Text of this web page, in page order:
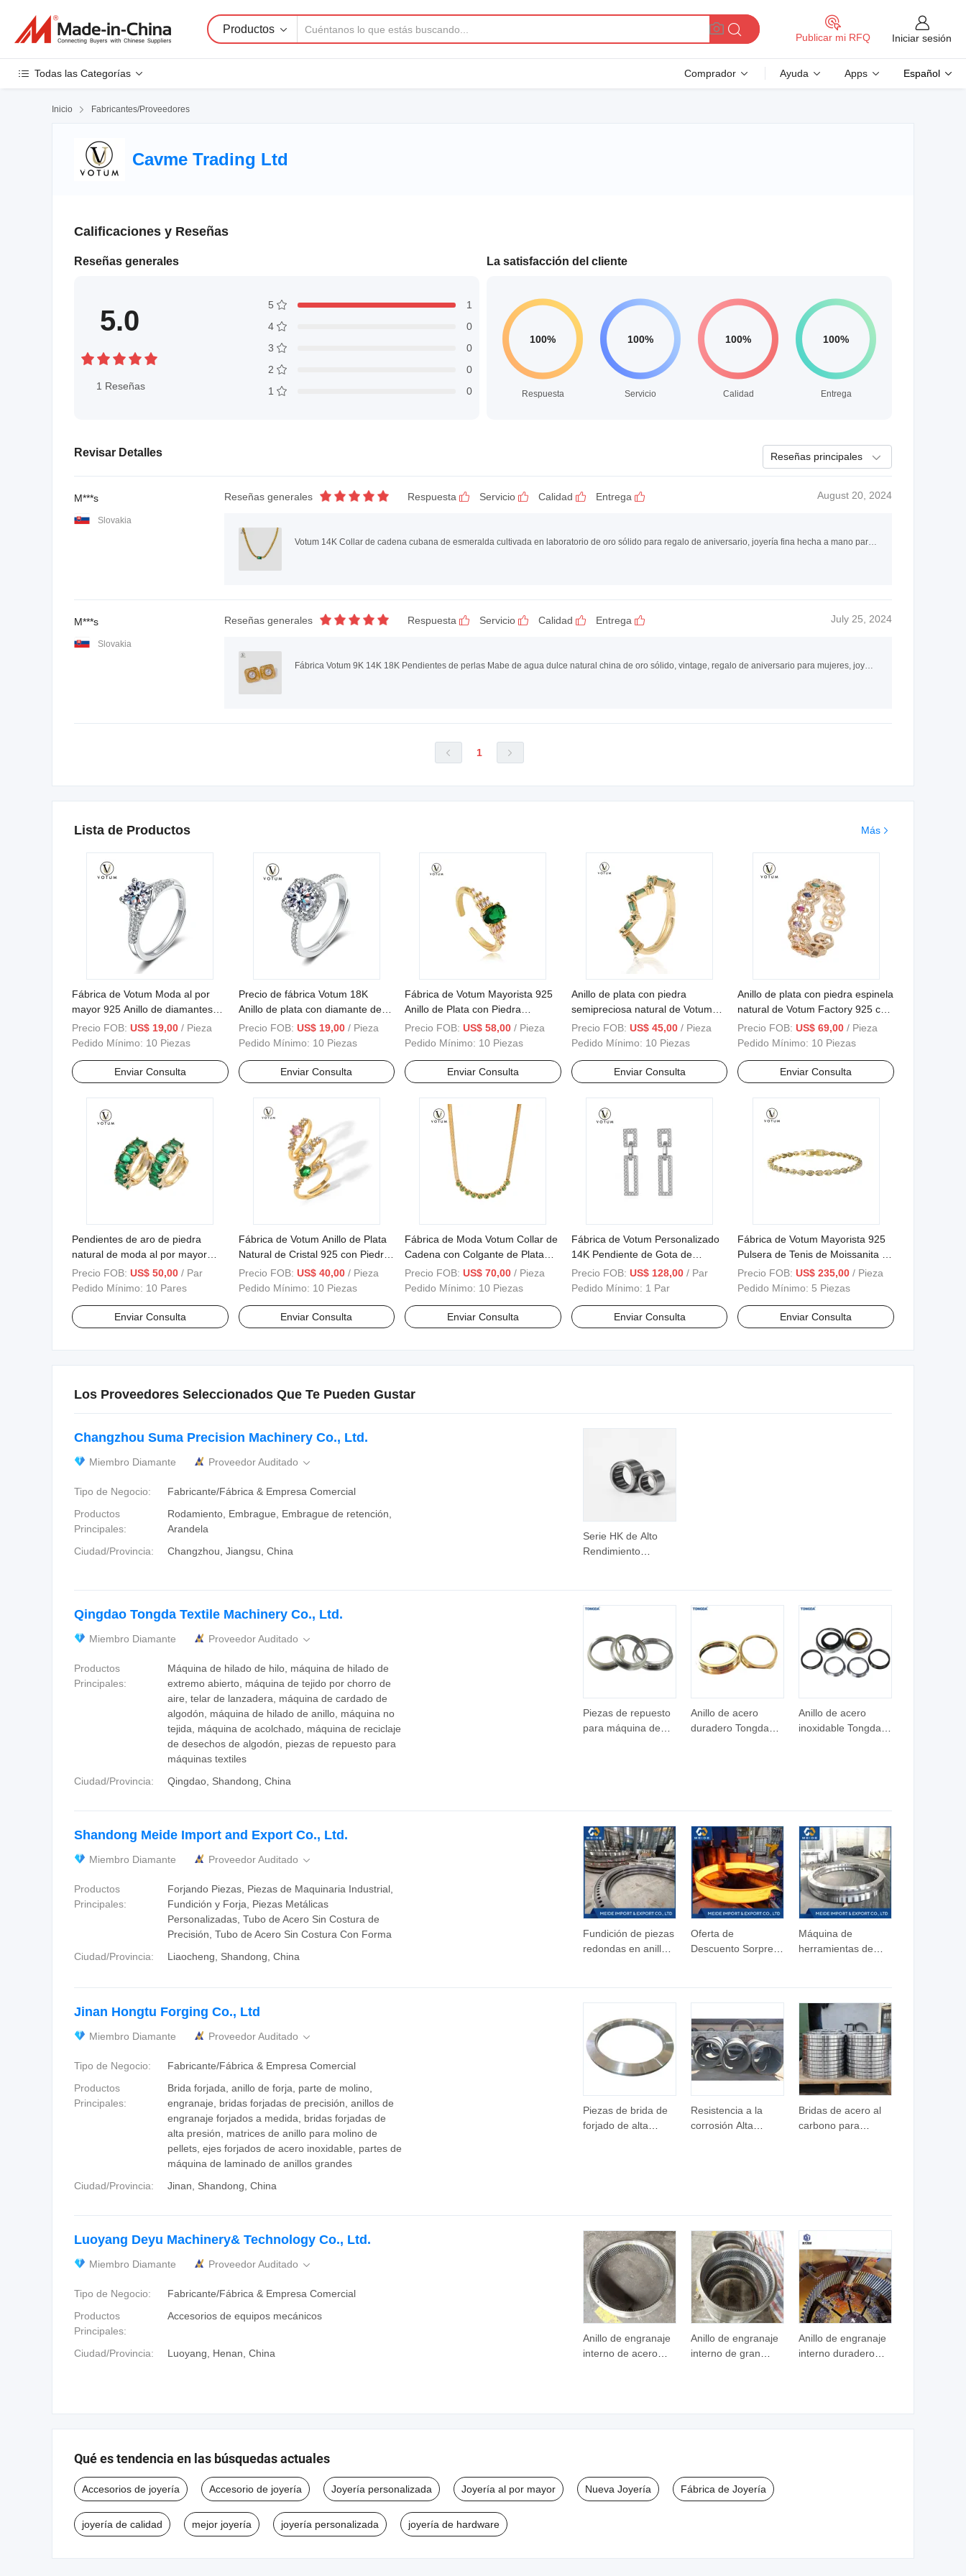
Productos
Publicar mi RFQ Iniciar sesión
Todas las Categorías Comprador Ayuda Apps Español
Inicio  Fabricantes/Proveedores
Cavme Trading Ltd
Calificaciones y Reseñas
Reseñas generales
5.0
1 Reseñas
5
1
4
0
3
0
2
0
1
0
La satisfacción del cliente
Respuesta Servicio Calidad Entrega
Revisar Detalles Reseñas principales
M***s
Slovakia
Reseñas generales Respuesta Servicio Calidad Entrega August 20, 2024
Votum 14K Collar de cadena cubana de esmeralda cultivada en laboratorio de oro sólido para regalo de aniversario, joyería fina hecha a mano para mujeres, precio de fábrica, joyería al por mayor
M***s
Slovakia
Reseñas generales Respuesta Servicio Calidad Entrega July 25, 2024
Fábrica Votum 9K 14K 18K Pendientes de perlas Mabe de agua dulce natural china de oro sólido, vintage, regalo de aniversario para mujeres, joyería fina personalizada, joyería al por mayor
 1 
Más
Lista de Productos
Fábrica de Votum Moda al por
mayor 925 Anillo de diamantes
plateados brillantes con
moissanita para mujeres,
joyería de boda, accesorios de
joyería
Precio FOB: US$ 19,00 / Pieza
Pedido Mínimo: 10 Piezas
Enviar Consulta
Precio de fábrica Votum 18K
Anillo de plata con diamante de
moissanita dorado 925 Joyería de
moda al por mayor Accesorios
personalizada
Precio FOB: US$ 19,00 / Pieza
Pedido Mínimo: 10 Piezas
Enviar Consulta
Fábrica de Votum Mayorista 925
Anillo de Plata con Piedra
Ovalada de Granate Verde
Natural y Topacio Blanco Moda
con Baño de Oro Brillante
Precio FOB: US$ 58,00 / Pieza
Pedido Mínimo: 10 Piezas
Enviar Consulta
Anillo de plata con piedra
semipreciosa natural de Votum
Wholesale Fashion 925 Joyería
de oro chapado personalizada de
fina para mujeres
Precio FOB: US$ 45,00 / Pieza
Pedido Mínimo: 10 Piezas
Enviar Consulta
Anillo de plata con piedra espinela
natural de Votum Factory 925 con
semipiedra, joyería de moda
chapada en oro, regalo de
accesorios de joyería al por
mayor
Precio FOB: US$ 69,00 / Pieza
Pedido Mínimo: 10 Piezas
Enviar Consulta
Pendientes de aro de piedra
natural de moda al por mayor
Votum con 925 plata de ley,
fábrica personalizada 18K joyería
accesorios de joyería
Precio FOB: US$ 50,00 / Par
Pedido Mínimo: 10 Pares
Enviar Consulta
Fábrica de Votum Anillo de Plata
Natural de Cristal 925 con Piedra
de Topacio Brillante 18K Joyería
de Moda Personalizada de
Oro
Precio FOB: US$ 40,00 / Pieza
Pedido Mínimo: 10 Piezas
Enviar Consulta
Fábrica de Moda Votum Collar de
Cadena con Colgante de Plata
Esterlina y Piedra Natural de
Peridoto 925 con Accesorios de
Precio FOB: US$ 70,00 / Pieza
Pedido Mínimo: 10 Piezas
Enviar Consulta
Fábrica de Votum Personalizado
14K Pendiente de Gota de
Diamante Moissanita Sólido de
Oro Brillante para Boda Joyería
Precio FOB: US$ 128,00 / Par
Pedido Mínimo: 1 Par
Enviar Consulta
Fábrica de Votum Mayorista 925
Pulsera de Tenis de Moissanita en
Forma de Marquise Plateada
Joyería de Diamantes Brillantes
Fina de Hiphop Baño de Oro
Precio FOB: US$ 235,00 / Pieza
Pedido Mínimo: 5 Piezas
Enviar Consulta
Los Proveedores Seleccionados Que Te Pueden Gustar
Serie HK de Alto
Rendimiento
Agujas
Changzhou Suma Precision Machinery Co., Ltd.
Miembro Diamante Proveedor Auditado 
Tipo de Negocio:
Fabricante/Fábrica & Empresa Comercial
Productos
Principales:
Rodamiento, Embrague, Embrague de retención,
Arandela
Ciudad/Provincia:
Changzhou, Jiangsu, China
Piezas de repuesto
para máquina de
Anillo de acero
duradero Tongda
Anillo de acero
inoxidable Tongda
Qingdao Tongda Textile Machinery Co., Ltd.
Miembro Diamante Proveedor Auditado 
Productos
Principales:
Máquina de hilado de hilo, máquina de hilado de
extremo abierto, máquina de tejido por chorro de
aire, telar de lanzadera, máquina de cardado de
algodón, máquina de hilado de anillo, máquina no
tejida, máquina de acolchado, máquina de reciclaje
de desechos de algodón, piezas de repuesto para
máquinas textiles
Ciudad/Provincia:
Qingdao, Shandong, China
Fundición de piezas
redondas en anillo
Oferta de
Descuento Sorpresa
1065
Máquina de
herramientas de
S30c S33c
engranaje de forja
Shandong Meide Import and Export Co., Ltd.
Miembro Diamante Proveedor Auditado 
Productos
Principales:
Forjando Piezas, Piezas de Maquinaria Industrial,
Fundición y Forja, Piezas Metálicas
Personalizadas, Tubo de Acero Sin Costura de
Precisión, Tubo de Acero Sin Costura Con Forma
Ciudad/Provincia:
Liaocheng, Shandong, China
Piezas de brida de
forjado de alta
Resistencia a la
corrosión Alta
Bridas de acero al
carbono para
Jinan Hongtu Forging Co., Ltd
Miembro Diamante Proveedor Auditado 
Tipo de Negocio:
Fabricante/Fábrica & Empresa Comercial
Productos
Principales:
Brida forjada, anillo de forja, parte de molino,
engranaje, bridas forjadas de precisión, anillos de
engranaje forjados a medida, bridas forjadas de
alta presión, matrices de anillo para molino de
pellets, ejes forjados de acero inoxidable, partes de
máquina de laminado de anillos grandes
Ciudad/Provincia:
Jinan, Shandong, China
Anillo de engranaje
interno de acero
Anillo de engranaje
interno de gran
OEM
Anillo de engranaje
interno duradero
Luoyang Deyu Machinery& Technology Co., Ltd.
Miembro Diamante Proveedor Auditado 
Tipo de Negocio:
Fabricante/Fábrica & Empresa Comercial
Productos
Principales:
Accesorios de equipos mecánicos
Ciudad/Provincia: Luoyang, Henan, China
Qué es tendencia en las búsquedas actuales
Accesorios de joyería Accesorio de joyería Joyería personalizada Joyería al por mayor Nueva Joyería Fábrica de Joyería
joyería de calidad mejor joyería joyería personalizada joyería de hardware